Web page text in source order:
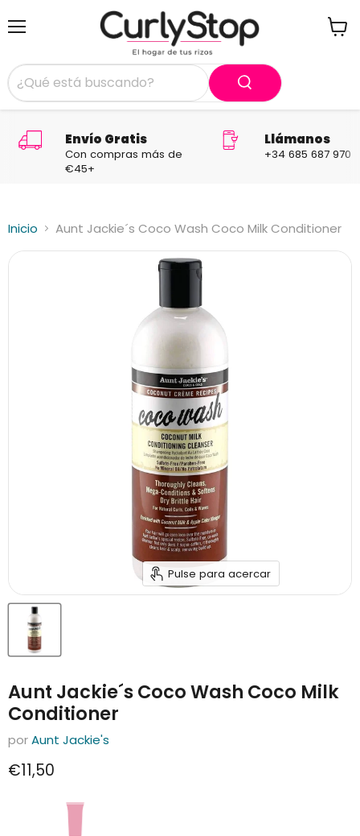
Envío Gratis
Con compras más de
€45+
Llámanos
+34 685 687 970
Inicio Aunt Jackie´s Coco Wash Coco Milk Conditioner
Pulse para acercar
Aunt Jackie´s Coco Wash Coco Milk
Conditioner
porAunt Jackie's
Precio actual
€11,50